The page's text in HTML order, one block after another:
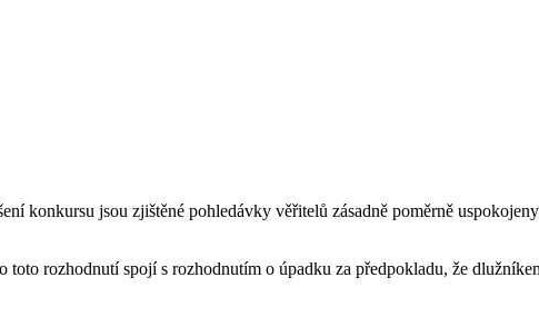
konkursu jsou zjištěné pohledávky věřitelů zásadně poměrně
rozhodnutí spojí s rozhodnutím o úpadku za předpokladu, že